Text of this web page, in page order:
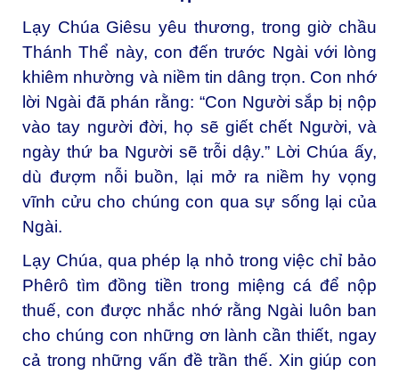
Lạy Chúa Giêsu yêu thương, trong giờ chầu
Thánh Thể này, con đến trước Ngài với lòng
khiêm nhường và niềm tin dâng trọn. Con nhớ
lời Ngài đã phán rằng: “Con Người sắp bị nộp
vào tay người đời, họ sẽ giết chết Người, và
ngày thứ ba Người sẽ trỗi dậy.” Lời Chúa ấy,
dù đượm nỗi buồn, lại mở ra niềm hy vọng
vĩnh cửu cho chúng con qua sự sống lại của
Ngài.
Lạy Chúa, qua phép lạ nhỏ trong việc chỉ bảo
Phêrô tìm đồng tiền trong miệng cá để nộp
thuế, con được nhắc nhớ rằng Ngài luôn ban
cho chúng con những ơn lành cần thiết, ngay
cả trong những vấn đề trần thế. Xin giúp con